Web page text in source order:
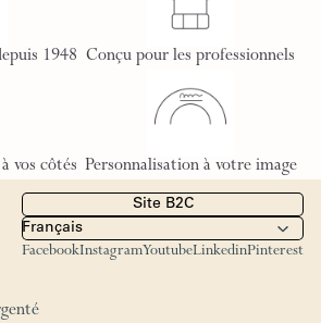
1948 Conçu pour les professionnels
vos côtés Personnalisation à votre image
Site B2C
FacebookInstagramYoutubeLinkedinPinterest